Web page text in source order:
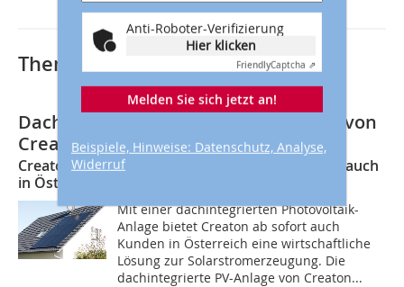
Anti-Roboter-Verifizierung
Hier klicken
FriendlyCaptcha ⇗
Melden Sie sich jetzt an!
Beispiele, Hinweise: Datenschutz, Analyse,
Widerruf
Thematisch passende Artikel:
Dachintegrierte Photovoltaik-Anlage von
Creaton
Creaton bringt dachintegrierte Solaranlage nun auch
in Österreich auf den Markt
Mit einer dachintegrierten Photovoltaik-
Anlage bietet Creaton ab sofort auch
Kunden in Österreich eine wirtschaftliche
Lösung zur Solarstromerzeugung. Die
dachintegrierte PV-Anlage von Creaton...